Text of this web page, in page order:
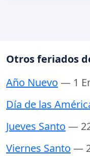
Otros feriados
Año Nuevo — 1
Día de las
Jueves Santo —
Viernes Santo —